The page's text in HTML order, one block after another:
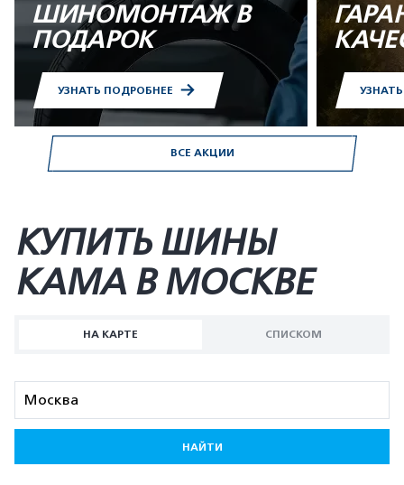
ВСЕ АКЦИИ
ШИНОМОНТАЖ В
ПОДАРОК
УЗНАТЬ ПОДРОБНЕЕ
КУПИТЬ ШИНЫ
KAMA В МОСКВЕ
НА КАРТЕ СПИСКОМ
НАЙТИ